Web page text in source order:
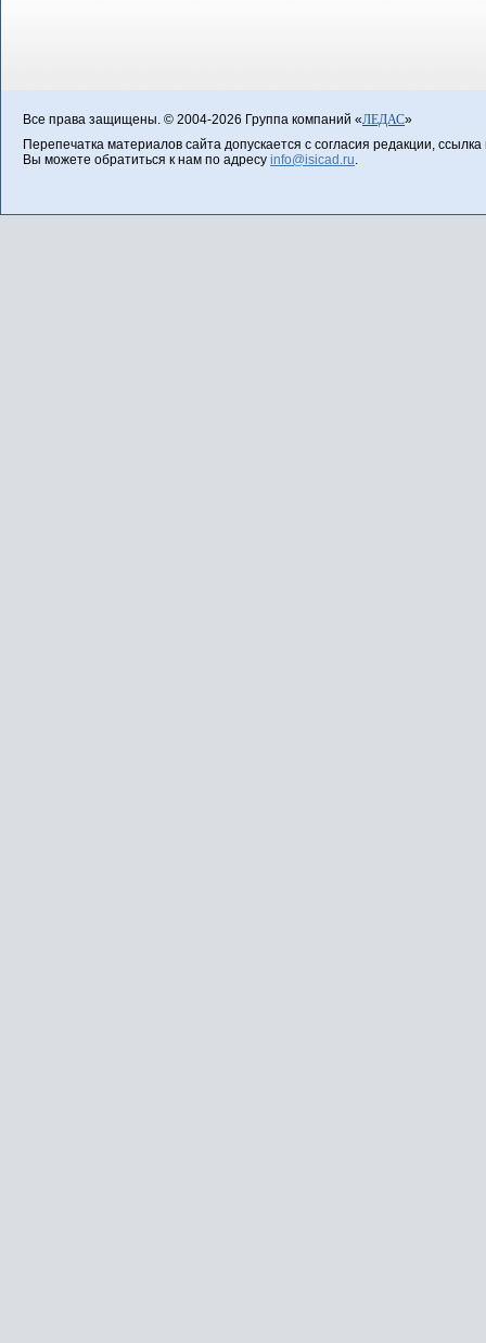
Все права защищены. © 2004-2026 Группа компаний «ЛЕДАС»
Перепечатка материалов сайта допускается с согласия редакции,
Вы можете обратиться к нам по адресу info@isicad.ru.